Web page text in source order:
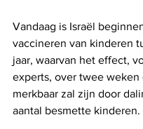
Vandaag is Israël
vaccineren van kinderen
jaar, waarvan het effect,
experts, over twee
merkbaar zal zijn door
aantal besmette kinderen.